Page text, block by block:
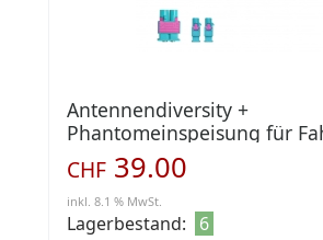
Antennendiversity +
Phantomeinspeisung für
mit 2 FM Antennen
CHF 39.00
inkl. 8.1 % MwSt.
Lagerbestand:
6